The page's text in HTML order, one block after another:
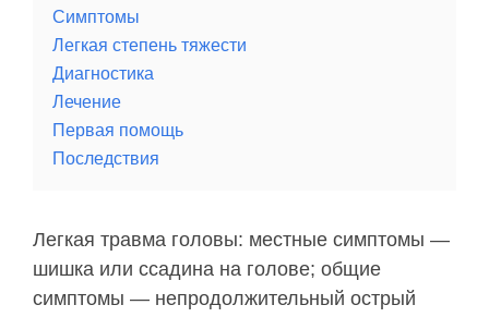
Симптомы
Легкая степень тяжести
Диагностика
Лечение
Первая помощь
Последствия
Легкая травма головы: местные симптомы —
шишка или ссадина на голове; общие
симптомы — непродолжительный острый